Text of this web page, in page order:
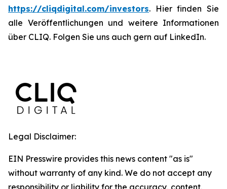
https://cliqdigital.com/investors. Hier finden Sie
alle Veröffentlichungen und weitere Informationen
über CLIQ. Folgen Sie uns auch gern auf LinkedIn.
Legal Disclaimer:
EIN Presswire provides this news content "as is"
without warranty of any kind. We do not accept any
responsibility or liability for the accuracy, content,